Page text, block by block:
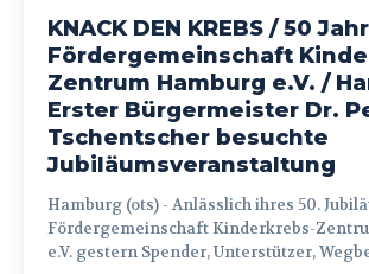
KNACK DEN KREBS / 50
Fördergemeinschaft
Zentrum Hamburg e.V. /
Erster Bürgermeister Dr.
Tschentscher besuchte
Jubiläumsveranstaltung
Hamburg (ots) - Anlässlich ihres 50. Jubiläums lud die
Fördergemeinschaft Kinderkrebs-
e.V. gestern Spender, Unterstützer,